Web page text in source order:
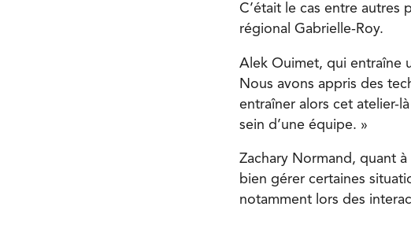
C’était le cas entre autres
régional Gabrielle-Roy.
Alek Ouimet, qui entraîne
Nous avons appris des
entraîner alors cet atelier-
sein d’une équipe. »
Zachary Normand, quant
bien gérer certaines
notamment lors des